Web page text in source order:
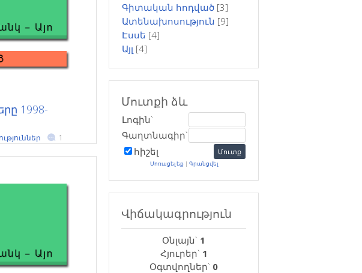
1998-
1
Գիտական հոդված [3]
Ատենախոսություն [9]
Էսսե [4]
Այլ [4]
Մուտքի ձև
Լոգին`
Գաղտնագիր`
հիշել
Մոռացել եք| Գրանցվել
Վիճակագրություն
Օնլայն` 1
Հյուրեր` 1
Օգտվողներ` 0